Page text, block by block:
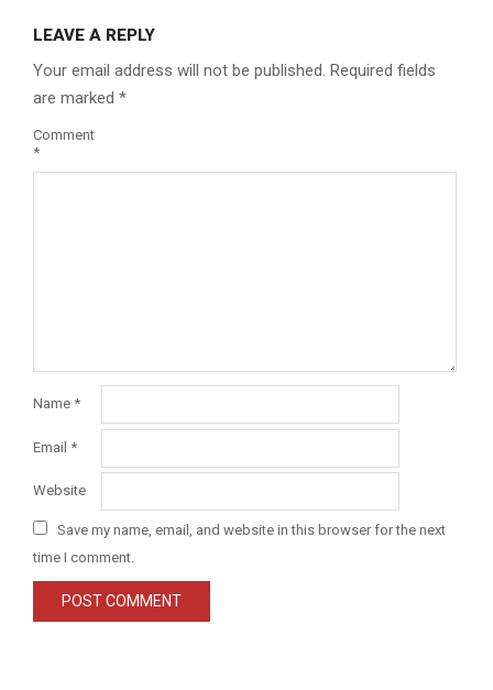
LEAVE A REPLY
Your email address will not be published. Required fields
are marked *
Comment
*
Name *
Email *
Website
Save my name, email, and website in this browser for the next
time I comment.